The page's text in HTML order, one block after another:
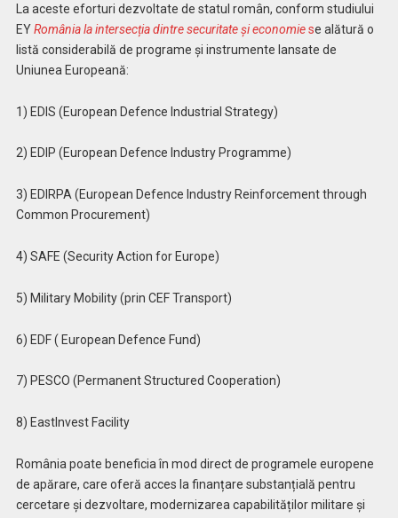
La aceste eforturi dezvoltate de statul român, conform studiului
EYRomânia la intersecția dintre securitate și economiese alătură o
listă considerabilă de programe și instrumente lansate de
Uniunea Europeană:
1) EDIS (European Defence Industrial Strategy)
2) EDIP (European Defence Industry Programme)
3) EDIRPA (European Defence Industry Reinforcement through
Common Procurement)
4) SAFE (Security Action for Europe)
5) Military Mobility (prin CEF Transport)
6) EDF ( European Defence Fund)
7) PESCO (Permanent Structured Cooperation)
8) EastInvest Facility
România poate beneficia în mod direct de programele europene
de apărare, care oferă acces la finanțare substanțială pentru
cercetare și dezvoltare, modernizarea capabilităților militare și